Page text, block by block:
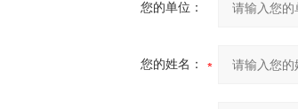
您的单位：
您的姓名：